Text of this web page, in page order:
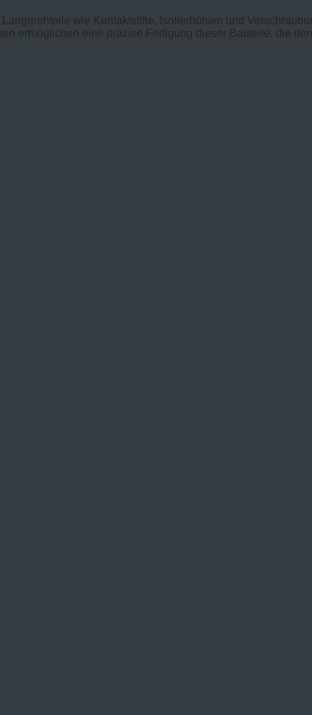
wie Kontaktstifte, Isolierhülsen und
ermöglichen eine präzise Fertigung dieser Bauteile, die